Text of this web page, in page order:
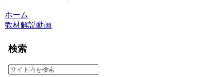
ホーム
教材解説動画
検索